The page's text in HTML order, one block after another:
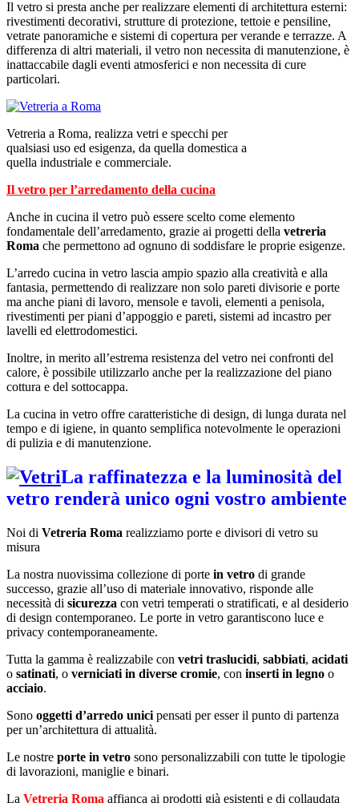
Il vetro si presta anche per realizzare elementi di architettura esterni:
rivestimenti decorativi, strutture di protezione, tettoie e pensiline,
vetrate panoramiche e sistemi di copertura per verande e terrazze. A
differenza di altri materiali, il vetro non necessita di manutenzione, è
inattaccabile dagli eventi atmosferici e non necessita di cure
particolari.
Vetreria a Roma, realizza vetri e specchi per
qualsiasi uso ed esigenza, da quella domestica a
quella industriale e commerciale.
Il vetro per l’arredamento della cucina
Anche in cucina il vetro può essere scelto come elemento
fondamentale dell’arredamento, grazie ai progetti della vetreria
Roma che permettono ad ognuno di soddisfare le proprie esigenze.
L’arredo cucina in vetro lascia ampio spazio alla creatività e alla
fantasia, permettendo di realizzare non solo pareti divisorie e porte
ma anche piani di lavoro, mensole e tavoli, elementi a penisola,
rivestimenti per piani d’appoggio e pareti, sistemi ad incastro per
lavelli ed elettrodomestici.
Inoltre, in merito all’estrema resistenza del vetro nei confronti del
calore, è possibile utilizzarlo anche per la realizzazione del piano
cottura e del sottocappa.
La cucina in vetro offre caratteristiche di design, di lunga durata nel
tempo e di igiene, in quanto semplifica notevolmente le operazioni
di pulizia e di manutenzione.
La raffinatezza e la luminosità del
vetro renderà unico ogni vostro ambiente
Noi di Vetreria Roma realizziamo porte e divisori di vetro su
misura
La nostra nuovissima collezione di porte in vetro di grande
successo, grazie all’uso di materiale innovativo, risponde alle
necessità di sicurezza con vetri temperati o stratificati, e al desiderio
di design contemporaneo. Le porte in vetro garantiscono luce e
privacy contemporaneamente.
Tutta la gamma è realizzabile con vetri traslucidi, sabbiati, acidati
o satinati, o verniciati in diverse cromie, con inserti in legno o
acciaio.
Sono oggetti d’arredo unici pensati per esser il punto di partenza
per un’architettura di attualità.
Le nostre porte in vetro sono personalizzabili con tutte le tipologie
di lavorazioni, maniglie e binari.
La Vetreria Roma affianca ai prodotti già esistenti e di collaudata